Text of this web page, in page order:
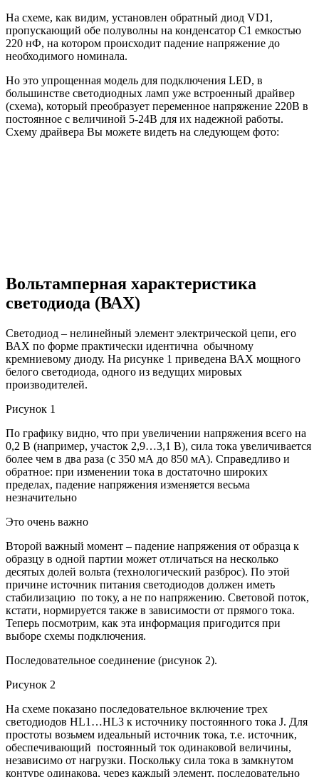
На схеме, как видим, установлен обратный диод VD1,
пропускающий обе полуволны на конденсатор C1 емкостью
220 нФ, на котором происходит падение напряжение до
необходимого номинала.
Но это упрощенная модель для подключения LED, в
большинстве светодиодных ламп уже встроенный драйвер
(схема), который преобразует переменное напряжение 220В в
постоянное с величиной 5-24В для их надежной работы.
Схему драйвера Вы можете видеть на следующем фото:
Вольтамперная характеристика
светодиода (ВАХ)
Светодиод – нелинейный элемент электрической цепи, его
ВАХ по форме практически идентична обычному
кремниевому диоду. На рисунке 1 приведена ВАХ мощного
белого светодиода, одного из ведущих мировых
производителей.
Рисунок 1
По графику видно, что при увеличении напряжения всего на
0,2 В (например, участок 2,9…3,1 В), сила тока увеличивается
более чем в два раза (с 350 мА до 850 мА). Справедливо и
обратное: при изменении тока в достаточно широких
пределах, падение напряжения изменяется весьма
незначительно
Это очень важно
Второй важный момент – падение напряжения от образца к
образцу в одной партии может отличаться на несколько
десятых долей вольта (технологический разброс). По этой
причине источник питания светодиодов должен иметь
стабилизацию по току, а не по напряжению. Световой поток,
кстати, нормируется также в зависимости от прямого тока.
Теперь посмотрим, как эта информация пригодится при
выборе схемы подключения.
Последовательное соединение (рисунок 2).
Рисунок 2
На схеме показано последовательное включение трех
светодиодов HL1…HL3 к источнику постоянного тока J. Для
простоты возьмем идеальный источник тока, т.е. источник,
обеспечивающий постоянный ток одинаковой величины,
независимо от нагрузки. Поскольку сила тока в замкнутом
контуре одинакова, через каждый элемент, последовательно